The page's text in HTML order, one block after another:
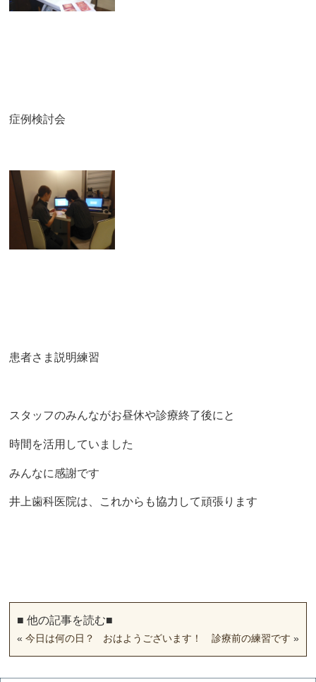
症例検討会
患者さま説明練習
スタッフのみんながお昼休や診療終了後にと
時間を活用していました
みんなに感謝です
井上歯科医院は、これからも協力して頑張ります
■ 他の記事を読む■
«今日は何の日？ おはようございます！ 診療前の練習です »